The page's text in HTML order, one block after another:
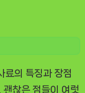
료의 특징과 장점
찮은 점들이 여럿